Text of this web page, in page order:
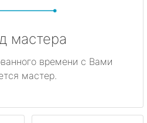
мастера
времени с Вами
мастер.